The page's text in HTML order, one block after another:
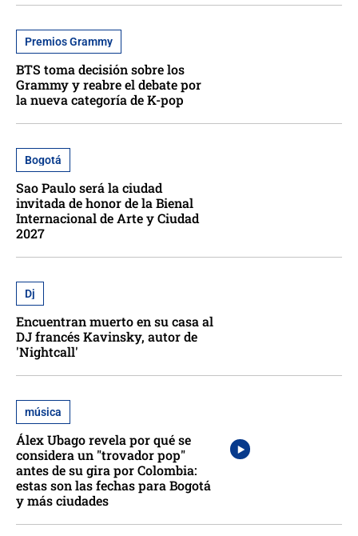
Premios Grammy
BTS toma decisión sobre los
Grammy y reabre el debate por
la nueva categoría de K-pop
Bogotá
Sao Paulo será la ciudad
invitada de honor de la Bienal
Internacional de Arte y Ciudad
2027
Dj
Encuentran muerto en su casa al
DJ francés Kavinsky, autor de
'Nightcall'
música
Álex Ubago revela por qué se
considera un "trovador pop"
antes de su gira por Colombia:
estas son las fechas para Bogotá
y más ciudades